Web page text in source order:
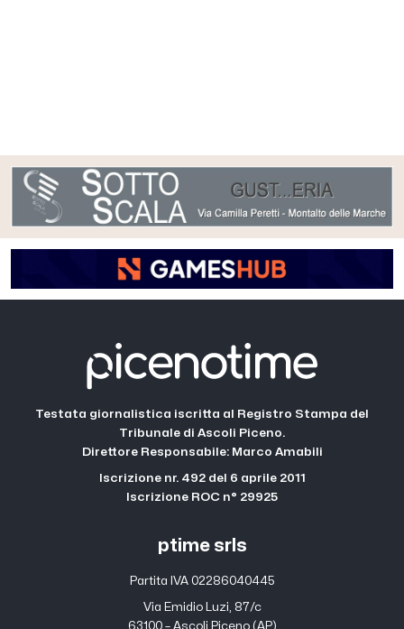
Testata giornalistica iscritta al Registro Stampa del
Tribunale di Ascoli Piceno.
Direttore Responsabile: Marco Amabili
Iscrizione nr. 492 del 6 aprile 2011
Iscrizione ROC n° 29925
ptime srls
Partita IVA 02286040445
Via Emidio Luzi, 87/c
63100 – Ascoli Piceno (AP)